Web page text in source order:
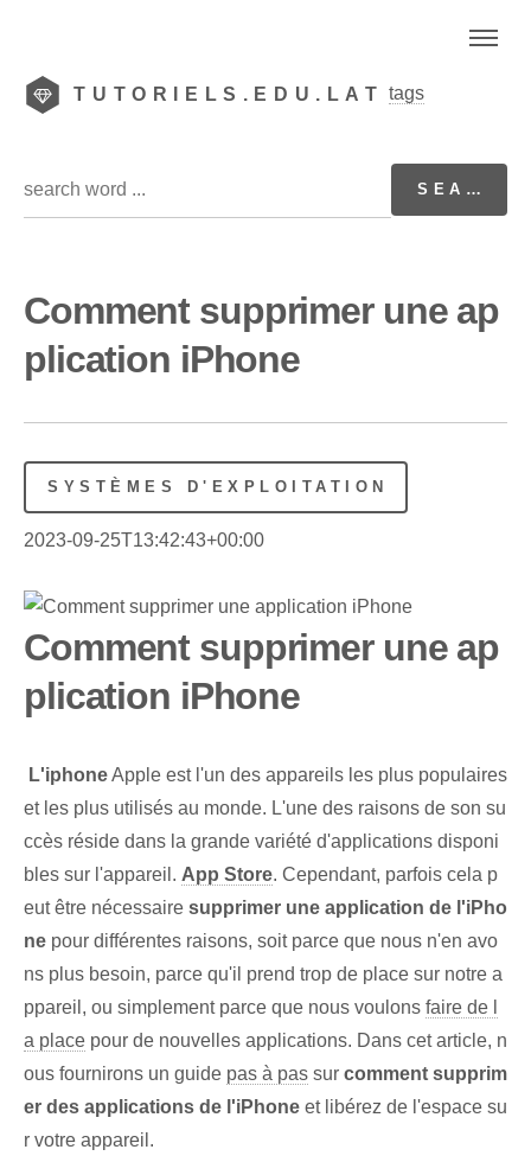
TUTORIELS.EDU.LAT tags
Comment supprimer une ap
plication iPhone
SYSTÈMES D'EXPLOITATION
2023-09-25T13:42:43+00:00
Comment supprimer une ap
plication iPhone
L'iphoneApple⁣ est l'un des appareils les plus populaires
et les plus utilisés au monde. L'une des raisons de son su
ccès réside dans la grande variété d'applications disponi
bles sur l'appareil. App Store. Cependant, parfois ‌cela p
eut être nécessaire‍ supprimer une application de l'iPho
ne pour différentes raisons, soit parce que nous n'en avo
ns plus besoin, parce qu'il prend trop de place sur notre a
ppareil, ou simplement parce que nous voulons faire de l
a place pour de nouvelles applications. Dans cet article, n
ous fournirons un guide pas à pas sur comment supprim
er des applications de l'iPhone et libérez de l'espace su
r votre appareil.